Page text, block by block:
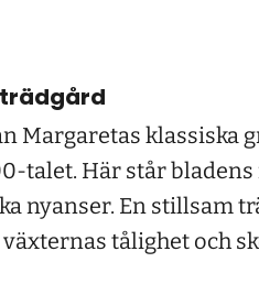
Margaretas klassiska
talet. Här står
nyanser. En stillsam
tålighet och